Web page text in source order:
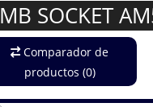
MB SOCKET
Comparador de
productos (0)